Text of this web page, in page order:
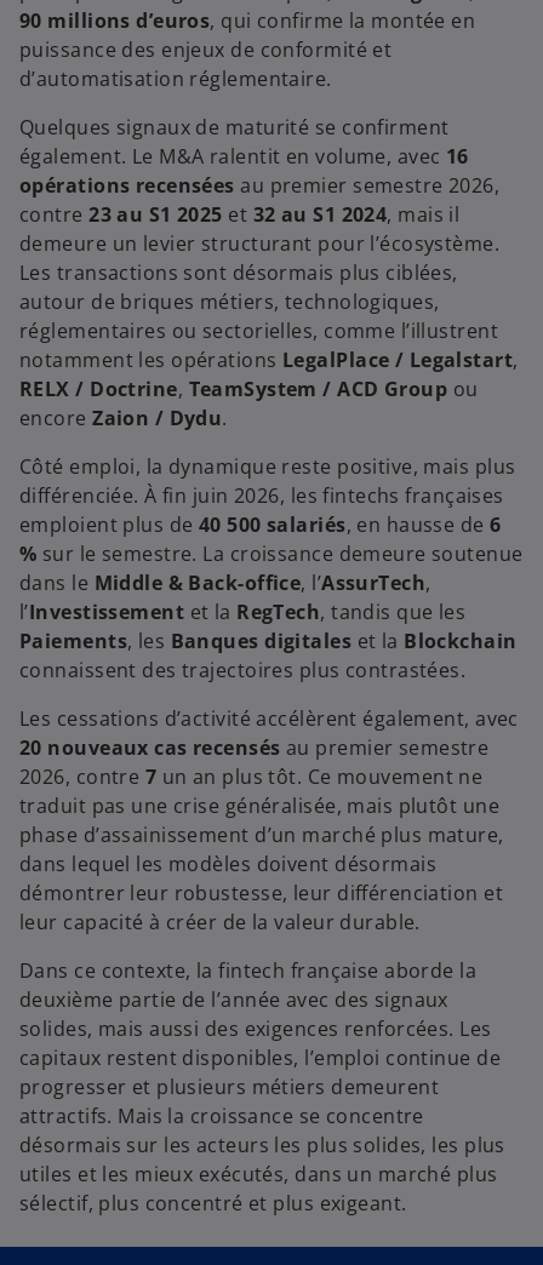
90 millions d’euros, qui confirme la montée en
puissance des enjeux de conformité et
d’automatisation réglementaire.
Quelques signaux de maturité se confirment
également. Le M&A ralentit en volume, avec 16
opérations recensées au premier semestre 2026,
contre23 au S1 2025 et 32 au S1 2024, mais il
demeure un levier structurant pour l’écosystème.
Les transactions sont désormais plus ciblées,
autour de briques métiers, technologiques,
réglementaires ou sectorielles, comme l’illustrent
notamment les opérations LegalPlace / Legalstart,
RELX / Doctrine, TeamSystem / ACD Group ou
encoreZaion / Dydu.
Côté emploi, la dynamique reste positive, mais plus
différenciée. À fin juin 2026, les fintechs françaises
emploient plus de 40 500 salariés, en hausse de6
% sur le semestre. La croissance demeure soutenue
dans le Middle & Back-office, l’AssurTech,
l’Investissement et la RegTech, tandis que les
Paiements, les Banques digitales et la Blockchain
connaissent des trajectoires plus contrastées.
Les cessations d’activité accélèrent également, avec
20 nouveaux cas recensés au premier semestre
2026, contre 7 un an plus tôt. Ce mouvement ne
traduit pas une crise généralisée, mais plutôt une
phase d’assainissement d’un marché plus mature,
dans lequel les modèles doivent désormais
démontrer leur robustesse, leur différenciation et
leur capacité à créer de la valeur durable.
Dans ce contexte, la fintech française aborde la
deuxième partie de l’année avec des signaux
solides, mais aussi des exigences renforcées. Les
capitaux restent disponibles, l’emploi continue de
progresser et plusieurs métiers demeurent
attractifs. Mais la croissance se concentre
désormais sur les acteurs les plus solides, les plus
utiles et les mieux exécutés, dans un marché plus
sélectif, plus concentré et plus exigeant.